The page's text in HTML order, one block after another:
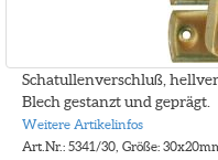
Schatullenverschluß,
Blech gestanzt und geprägt.
Weitere Artikelinfos
Art.Nr.: 5341/30, Größe: